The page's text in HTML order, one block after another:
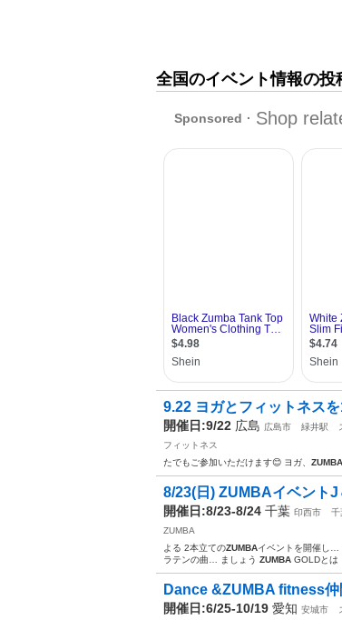
全国のイベント情報の投
9.22 ヨガとフィットネス
開催日:9/22 広島 広島市 緑井駅
フィットネス
たでもご参加いただけます😊 ヨガ、 ZUMBA
8/23(日) ZUMBAイベント
開催日:8/23-8/24 千葉 印西市 千
ZUMBA
よる 2本立てのZUMBAイベントを開催し…
ラテンの曲… ましょう ZUMBA GOLDとは
Dance &ZUMBA fitness
開催日:6/25-10/19 愛知 安城市